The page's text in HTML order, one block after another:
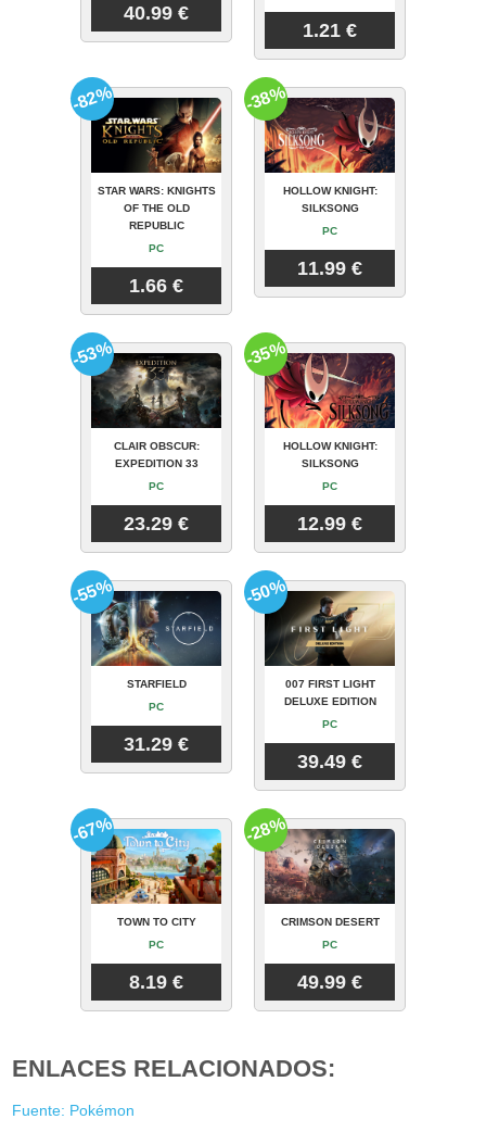
40.99 €
1.21 €
STAR WARS: KNIGHTS
OF THE OLD
REPUBLIC
PC
1.66 €
-82%
HOLLOW KNIGHT:
SILKSONG
PC
11.99 €
-38%
CLAIR OBSCUR:
EXPEDITION 33
PC
23.29 €
-53%
HOLLOW KNIGHT:
SILKSONG
PC
12.99 €
-35%
STARFIELD
PC
31.29 €
-55%
007 FIRST LIGHT
DELUXE EDITION
PC
39.49 €
-50%
TOWN TO CITY
PC
8.19 €
-67%
CRIMSON DESERT
PC
49.99 €
-28%
ENLACES RELACIONADOS:
Fuente: Pokémon